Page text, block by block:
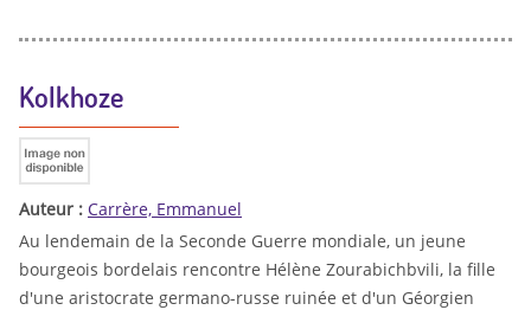
Kolkhoze
Auteur : Carrère, Emmanuel
Au lendemain de la Seconde Guerre mondiale, un jeune
bourgeois bordelais rencontre Hélène Zourabichbvili, la fille
d'une aristocrate germano-russe ruinée et d'un Géorgien